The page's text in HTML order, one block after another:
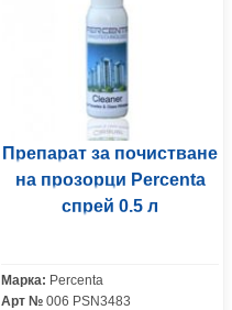
Препарат за почистване
на прозорци Percenta
спрей 0.5 л
Марка: Percenta
Арт № 006 PSN3483